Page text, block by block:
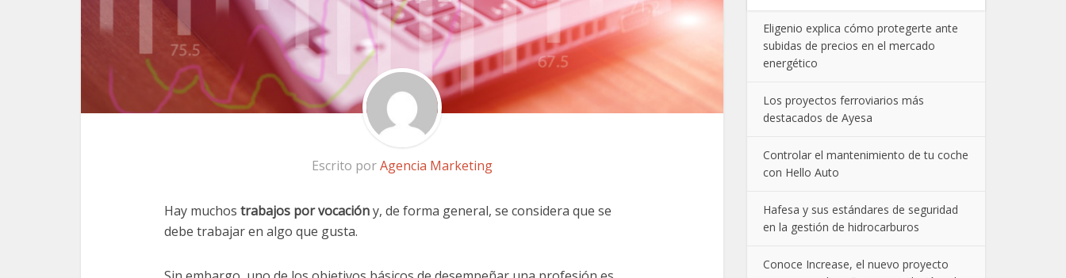
Escrito porAgencia Marketing
Hay muchos trabajos por vocacióny, de forma general, se considera que se
debe trabajar en algo que gusta.
Eligenio explica cómo protegerte ante
subidas de precios en el mercado
energético
Los proyectos ferroviarios más
destacados de Ayesa
Controlar el mantenimiento de tu coche
con Hello Auto
Hafesa y sus estándares de seguridad
en la gestión de hidrocarburos
Conoce Increase, el nuevo proyecto